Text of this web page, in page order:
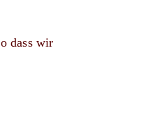
dass wir